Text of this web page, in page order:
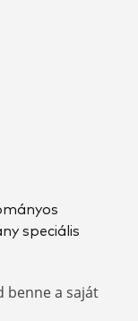
speciális
benne a saját